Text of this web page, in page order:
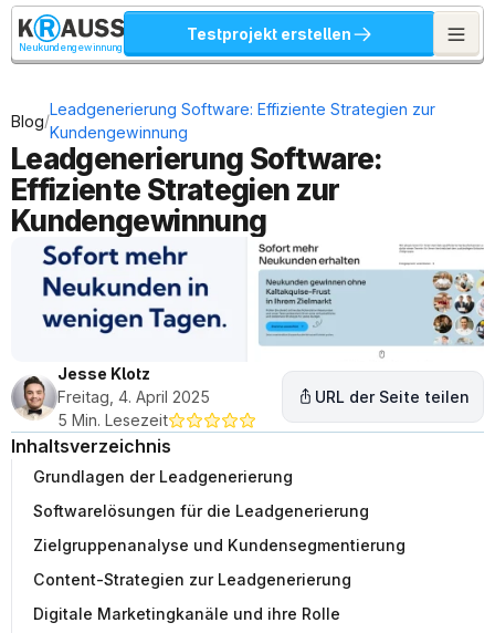
Neukundengewinnung
Testprojekt erstellen
Blog/
Leadgenerierung Software: Effiziente Strategien zur
Kundengewinnung
Leadgenerierung Software:
Effiziente Strategien zur
Kundengewinnung
Jesse Klotz
Freitag, 4. April 2025
5 Min. Lesezeit
URL der Seite teilen
Inhaltsverzeichnis
Grundlagen der Leadgenerierung
Softwarelösungen für die Leadgenerierung
Zielgruppenanalyse und Kundensegmentierung
Content-Strategien zur Leadgenerierung
Digitale Marketingkanäle und ihre Rolle